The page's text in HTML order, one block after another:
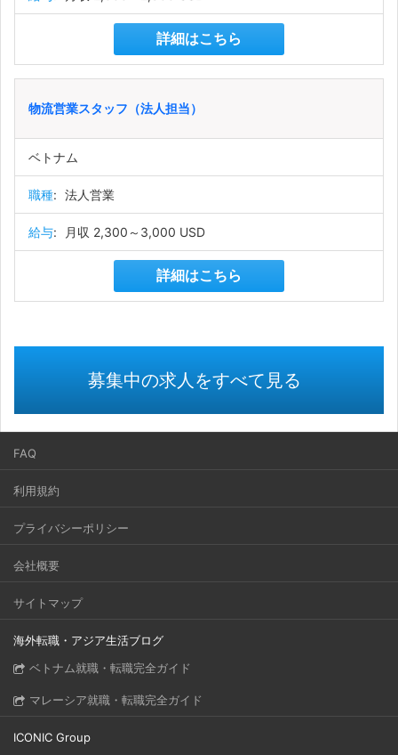
詳細はこちら
物流営業スタッフ（法人担当）
ベトナム
職種: 法人営業
給与: 月収 2,300～3,000 USD
詳細はこちら
募集中の求人をすべて見る
FAQ
利用規約
プライバシーポリシー
会社概要
サイトマップ
海外転職・アジア生活ブログ
ベトナム就職・転職完全ガイド
マレーシア就職・転職完全ガイド
ICONIC Group